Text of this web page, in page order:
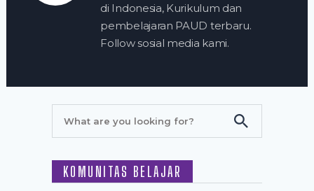
di Indonesia, Kurikulum dan
pembelajaran PAUD terbaru.
Follow sosial media kami.
KOMUNITAS BELAJAR